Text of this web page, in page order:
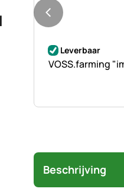
Nog geen
Leverbaar
VOSS.farming
Beschrijving